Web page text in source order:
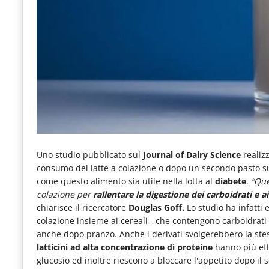
dell'alimentazione,
fuoricasa,
del
Food
Service
e
tutte
Uno studio pubblicato sul Journal of Dairy Science
consumo del latte a colazione o dopo un secondo
come questo alimento sia utile nella lotta al diabete.
colazione perrallentare la digestione dei carboidrati e
chiarisce il ricercatore Douglas Goff. Lo studio ha infatti
colazione insieme ai cereali - che contengono
anche dopo pranzo. Anche i derivati svolgerebbero la
latticini ad alta concentrazione di proteine hanno più
glucosio ed inoltre riescono a bloccare l'appetito dopo il